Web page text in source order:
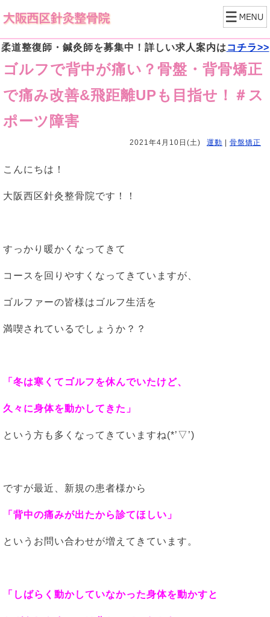
柔道整復師・鍼灸師を募集中！詳しい求人案内は コチラ>>
ゴルフで背中が痛い？骨盤・背骨矯正
で痛み改善&飛距離UPも目指せ！＃ス
ポーツ障害
2021年4月10日(土) 運動 骨盤矯正
こんにちは！
大阪西区針灸整骨院です！！
すっかり暖かくなってきて
コースを回りやすくなってきていますが、
ゴルファーの皆様はゴルフ生活を
満喫されているでしょうか？？
「冬は寒くてゴルフを休んでいたけど、
久々に身体を動かしてきた」
という方も多くなってきていますね(*’▽’)
ですが最近、新規の患者様から
「背中の痛みが出たから診てほしい」
というお問い合わせが増えてきています。
「しばらく動かしていなかった身体を動かすと